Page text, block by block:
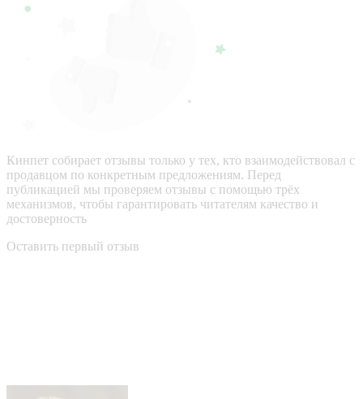
Кинпет собирает отзывы только у тех, кто взаимодействовал с
продавцом по конкретным предложениям. Перед
публикацией мы проверяем отзывы с помощью трёх
механизмов, чтобы гарантировать читателям качество и
достоверность
Оставить первый отзыв